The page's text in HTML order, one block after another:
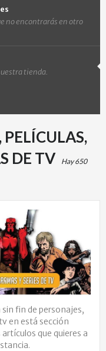
no encontrarás en otro
tienda.
DE TV
Hay 650
fin de personajes,
en está sección
que quieres a